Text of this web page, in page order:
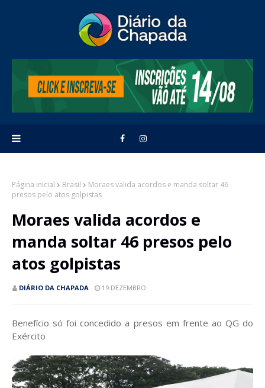
Página inicial Brasil
Moraes valida acordos e manda soltar 46
presos pelo atos golpistas
Moraes valida acordos e
manda soltar 46 presos pelo
atos golpistas
DIÁRIO DA CHAPADA 19 DEZEMBRO
Benefício só foi concedido a presos em frente ao QG do
Exército